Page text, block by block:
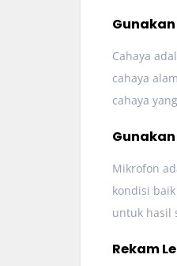
Cahaya
cahaya
cahaya
Mikrofon
kondisi
untuk hasil
Rekam